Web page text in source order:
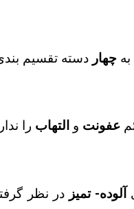
چهار دسته تقسیم‌
عفونت و التهاب را
آلوده- تمیز در نظر